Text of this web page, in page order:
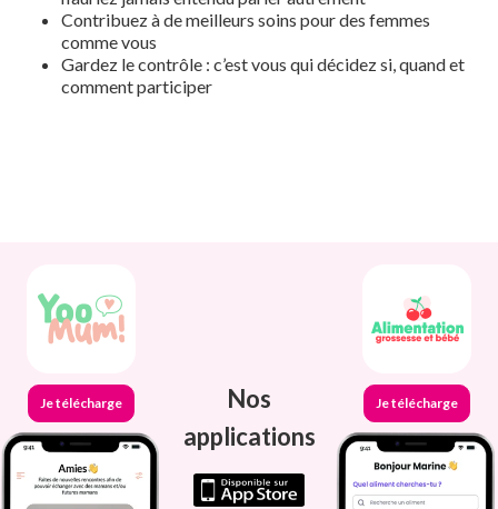
Contribuez à de meilleurs soins pour des femmes
comme vous
Gardez le contrôle : c’est vous qui décidez si, quand et
comment participer
Je télécharge
Nos
applications
Je télécharge